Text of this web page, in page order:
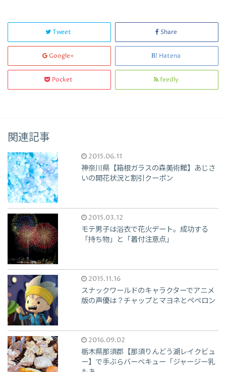
Tweet Share
Google+ Hatena
Pocket feedly
関連記事
2015.06.11
神奈川県【箱根ガラスの森美術館】あじさ
いの開花状況と割引クーポン
2015.03.12
モテ男子は浴衣で花火デート。成功する
「持ち物」と「着付注意点」
2015.11.16
スナックワールドのキャラクターでアニメ
版の声優は？チャップとマヨネとペペロン
2016.09.02
栃木県那須郡【那須りんどう湖レイクビュ
ー】で手ぶらバーベキュー「ジャージー乳